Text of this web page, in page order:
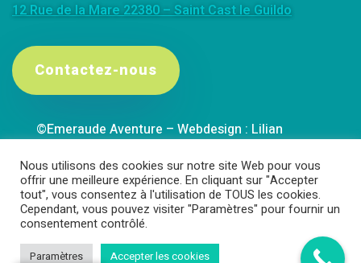
12 Rue de la Mare 22380 – Saint Cast le Guildo
Contactez-nous
©Emeraude Aventure – Webdesign : Lilian
Mentions légales
Nous utilisons des cookies sur notre site Web pour vous
offrir une meilleure expérience. En cliquant sur "Accepter
tout", vous consentez à l'utilisation de TOUS les cookies.
Cependant, vous pouvez visiter "Paramètres" pour fournir un
consentement contrôlé.
Paramètres Accepter les cookies